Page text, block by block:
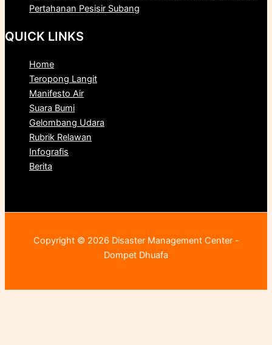
Pertahanan Pesisir Subang
QUICK LINKS
Home
Teropong Langit
Manifesto Air
Suara Bumi
Gelombang Udara
Rubrik Relawan
Infografis
Berita
Copyright © 2026 Disaster Management Center -
Dompet Dhuafa